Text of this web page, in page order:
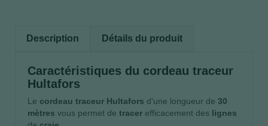
Description Détails du produit
Caractéristiques du cordeau traceur
Hultafors
Le cordeau traceur Hultafors d'une longueur de 30
mètres vous permet de tracer efficacement des lignes